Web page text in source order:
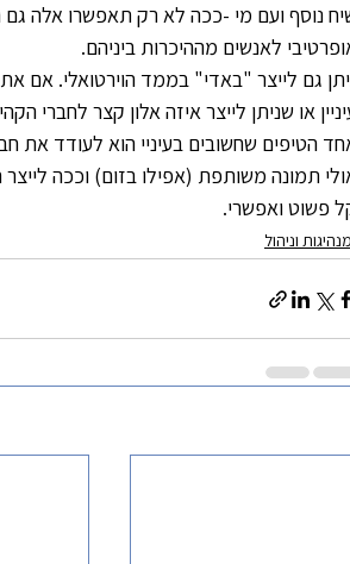
נוסף ועם מי -ככה לא רק תאפשרו אלה גם
לאנשים מההיכרות ביניהם.
גם לייצר "באדי" בממד הוירטואלי. אם
או שניתן לייצר איזה אלון קצר לחברי
הטיפים שחשובים בעיניי הוא לעודד את
תמונה משותפת (אפילו בזום) וככה
פשוט ואפשרי.
מנהיגות וניהול